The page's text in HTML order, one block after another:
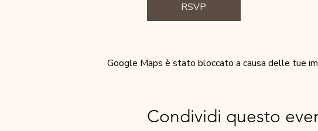
RSVP
Google Maps è stato bloccato a causa delle tue
Condividi questo